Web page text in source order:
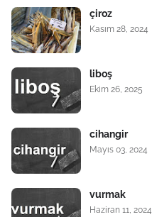
çiroz
Kasım 28, 2024
liboş
Ekim 26, 2025
cihangir
Mayıs 03, 2024
vurmak
Haziran 11, 2024